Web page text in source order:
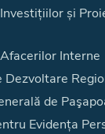
și
Interne
Dezvoltare
de
Evidența